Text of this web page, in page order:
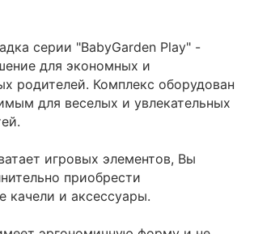
серии "BabyGarden Play" -
для экономных и
родителей. Комплекс оборудован
для веселых и увлекательных
игровых элементов, Вы
приобрести
качели и аксессуары.